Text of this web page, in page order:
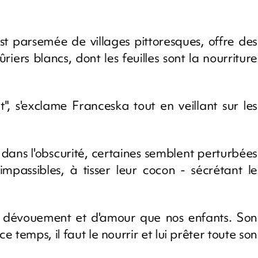
parsemée de villages pittoresques, offre des
blancs, dont les feuilles sont la nourriture
s'exclame Franceska tout en veillant sur les
l'obscurité, certaines semblent perturbées
à tisser leur cocon - sécrétant le
et d'amour que nos enfants. Son
temps, il faut le nourrir et lui prêter toute son